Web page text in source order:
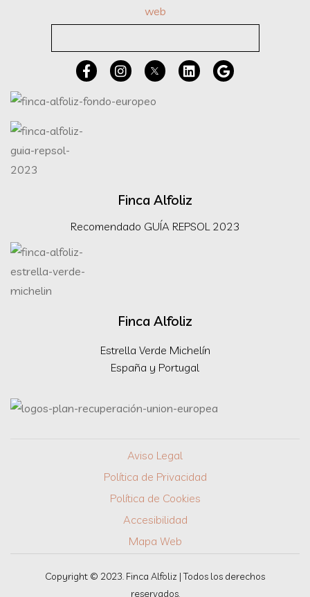
Finca Alfoliz
Recomendado GUÍA REPSOL 2023
Finca Alfoliz
Estrella Verde Michelín
España y Portugal
Aviso Legal
Política de Privacidad
Política de Cookies
Accesibilidad
Mapa Web
Copyright © 2023. Finca Alfoliz | Todos los derechos
reservados.